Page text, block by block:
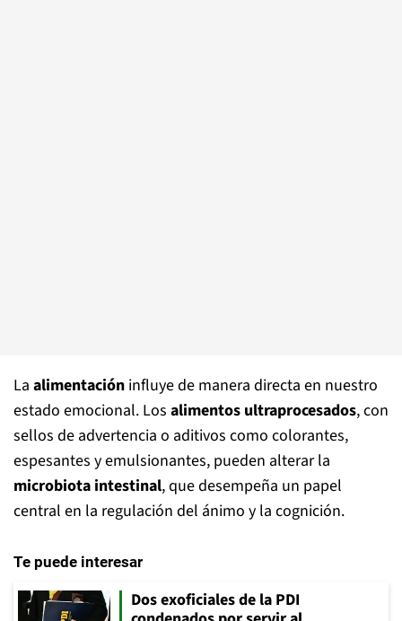
La alimentación influye de manera directa en nuestro
estado emocional. Los alimentos ultraprocesados, con
sellos de advertencia o aditivos como colorantes,
espesantes y emulsionantes, pueden alterar la
microbiota intestinal, que desempeña un papel
central en la regulación del ánimo y la cognición.
Te puede interesar
Dos exoficiales de la PDI